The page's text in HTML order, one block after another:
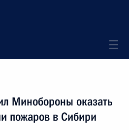
Минобороны оказать
пожаров в Сибири